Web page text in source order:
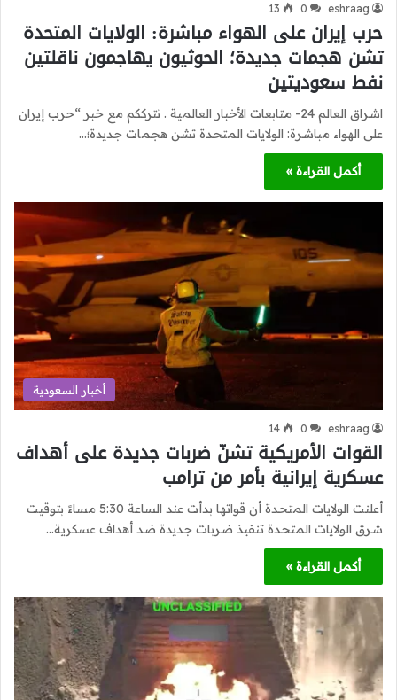
eshraag
0
13
حرب إيران على الهواء مباشرة: الولايات المتحدة
تشن هجمات جديدة؛ الحوثيون يهاجمون ناقلتين
نفط سعوديتين
اشراق العالم 24- متابعات الأخبار العالمية . نترككم مع خبر “حرب إيران
على الهواء مباشرة: الولايات المتحدة تشن هجمات جديدة؛…
أكمل القراءة »
أخبار السعودية
eshraag
0
14
القوات الأمريكية تشنّ ضربات جديدة على أهداف
عسكرية إيرانية بأمر من ترامب
أعلنت الولايات المتحدة أن قواتها بدأت عند الساعة 5:30 مساءً بتوقيت
شرق الولايات المتحدة تنفيذ ضربات جديدة ضد أهداف عسكرية…
أكمل القراءة »